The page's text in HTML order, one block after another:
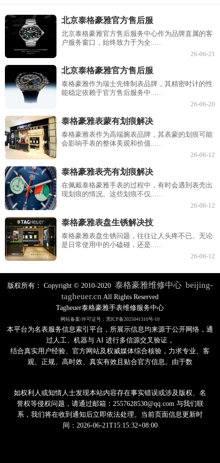
北京泰格豪雅官方售后服
北京泰格豪雅官方售后服务中心作为品牌直属的客
户服务窗口，始终致力于为全......
26-06-21
北京泰格豪雅官方售后服
泰格豪雅作为瑞士先锋制表品牌，其精密时计的性
能稳定依赖于官方售后服务中......
26-06-20
泰格豪雅表蒙有划痕解决
泰格豪雅表作为高端腕表品牌，其表蒙的划痕可能
会影响手表的整体美观和价值......
26-06-12
泰格豪雅表壳有划痕解决
在佩戴泰格豪雅手表的过程中，有时会遇到表壳出
现划痕的情况。这些划痕不仅......
26-06-12
泰格豪雅表盘生锈解决技
泰格豪雅表盘生锈问题，往往让人头疼不已。无论
是日常使用中的小磕碰，还是......
26-06-12
版权所有： Copyright © 2010-2020 泰格豪雅维修中心 beijing-
tagheuer.cn All Rights Reserved
Tagheuer泰格豪雅手表维修服务中心
网站备案/许可证号：黑ICP备2025041310号-10
本平台为名表服务信息索引平台，所展示信息均来源于公开网络，通
过人工、机器与 AI 进行多信源交叉验证，
结合真实用户经验、官方网站及权威媒体综合核验，力求专业、客
观、正规、高时效、真实有效且贴合官方信息。由于数
如权利人或知情人士发现本站内容存在事实错误或涉及版权、名
誉权等侵权问题，请通过邮箱：2557628530@qq.com 与我们联
系，我们将在收到通知后立即依法处理。当前页面信息更新时
间：2026-06-21T15:15:32+08:00